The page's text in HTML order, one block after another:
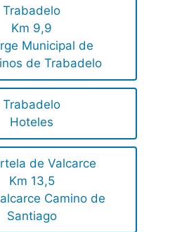
Trabadelo
Km 9,9
Municipal de
de Trabadelo
Trabadelo
Hoteles
de Valcarce
Km 13,5
Camino de
Santiago